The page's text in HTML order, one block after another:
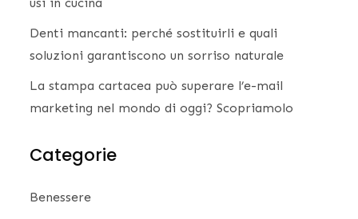
usi in cucina
Denti mancanti: perché sostituirli e quali
soluzioni garantiscono un sorriso naturale
La stampa cartacea può superare l’e-mail
marketing nel mondo di oggi? Scopriamolo
Categorie
Benessere